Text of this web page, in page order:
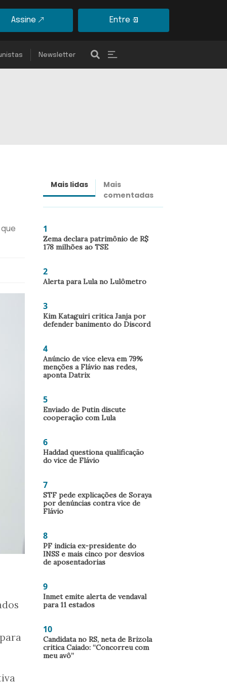
Assine Entre
Newsletter
Mais lidas
Mais
comentadas
1
Zema declara patrimônio de R$
178 milhões ao TSE
2
Alerta para Lula no Lulômetro
3
Kim Kataguiri critica Janja por
defender banimento do Discord
4
Anúncio de vice eleva em 79%
menções a Flávio nas redes,
aponta Datrix
5
Enviado de Putin discute
cooperação com Lula
6
Haddad questiona qualificação
do vice de Flávio
7
STF pede explicações de Soraya
por denúncias contra vice de
Flávio
8
PF indicia ex-presidente do
INSS e mais cinco por desvios
de aposentadorias
9
Inmet emite alerta de vendaval
para 11 estados
10
Candidata no RS, neta de Brizola
critica Caiado: “Concorreu com
meu avô”